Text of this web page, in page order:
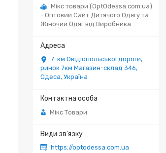
Мікс товари (OptOdessa.com.ua)
- Оптовий Сайт Дитячого Одягу та
Жіночий Одяг від Виробника
7-км Овідіопольської дороги,
ринок 7км Магазин-склад 346,
Одеса, Україна
Мікс Товари
https://optodessa.com.ua